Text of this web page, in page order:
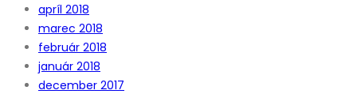
apríl 2018
marec 2018
február 2018
január 2018
december 2017